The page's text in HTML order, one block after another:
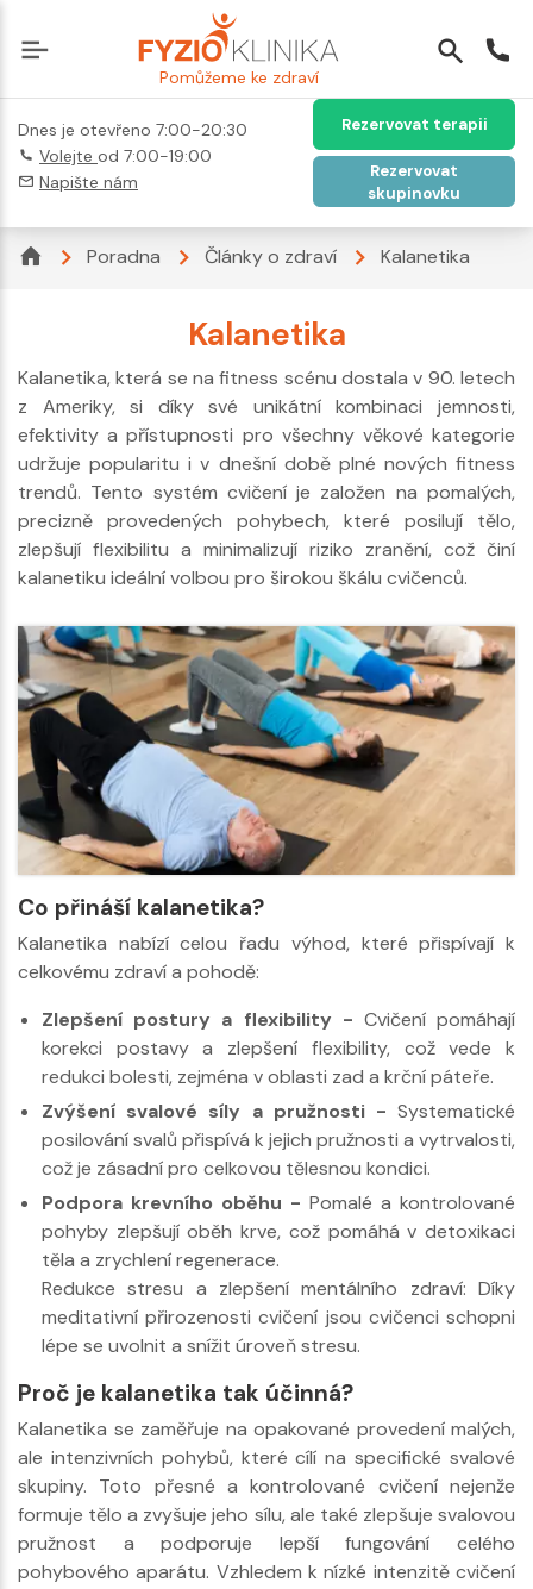
Pomůžeme ke zdraví
Dnes je otevřeno 7:00-20:30
Volejte od 7:00-19:00
Napište nám
Rezervovat terapii
Rezervovat
skupinovku
Poradna Články o zdraví Kalanetika
Kalanetika
Kalanetika, která se na fitness scénu dostala v 90. letech
z Ameriky, si díky své unikátní kombinaci jemnosti,
efektivity a přístupnosti pro všechny věkové kategorie
udržuje popularitu i v dnešní době plné nových fitness
trendů. Tento systém cvičení je založen na pomalých,
precizně provedených pohybech, které posilují tělo,
zlepšují flexibilitu a minimalizují riziko zranění, což činí
kalanetiku ideální volbou pro širokou škálu cvičenců.
Co přináší kalanetika?
Kalanetika nabízí celou řadu výhod, které přispívají k
celkovému zdraví a pohodě:
Zlepšení postury a flexibility - Cvičení pomáhají
korekci postavy a zlepšení flexibility, což vede k
redukci bolesti, zejména v oblasti zad a krční páteře.
Zvýšení svalové síly a pružnosti - Systematické
posilování svalů přispívá k jejich pružnosti a vytrvalosti,
což je zásadní pro celkovou tělesnou kondici.
Podpora krevního oběhu - Pomalé a kontrolované
pohyby zlepšují oběh krve, což pomáhá v detoxikaci
těla a zrychlení regenerace.
Redukce stresu a zlepšení mentálního zdraví: Díky
meditativní přirozenosti cvičení jsou cvičenci schopni
lépe se uvolnit a snížit úroveň stresu.
Proč je kalanetika tak účinná?
Kalanetika se zaměřuje na opakované provedení malých,
ale intenzivních pohybů, které cílí na specifické svalové
skupiny. Toto přesné a kontrolované cvičení nejenže
formuje tělo a zvyšuje jeho sílu, ale také zlepšuje svalovou
pružnost a podporuje lepší fungování celého
pohybového aparátu. Vzhledem k nízké intenzitě cvičení